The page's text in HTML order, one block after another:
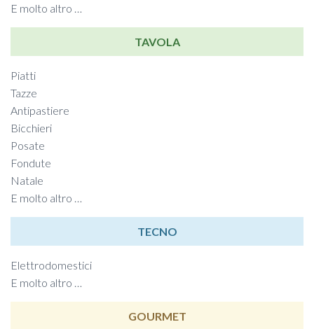
E molto altro …
TAVOLA
Piatti
Tazze
Antipastiere
Bicchieri
Posate
Fondute
Natale
E molto altro …
TECNO
Elettrodomestici
E molto altro …
GOURMET